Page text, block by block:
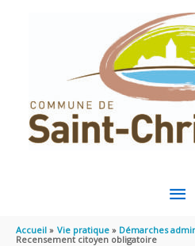
Accueil Vie pratique
Démarches
Recensement citoyen obligatoire